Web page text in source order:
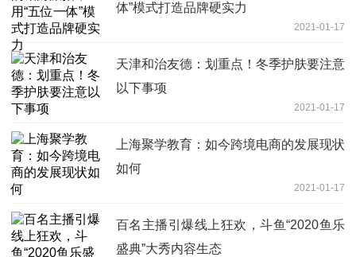
体”模式打造品牌硬实力
2021-01-17
天津和治友德：划重点！冬季护肤要注意
以下事项
2021-01-17
上海聚学教育：如今跨境电商的发展现状
如何
2021-01-17
百名主播引爆线上狂欢，斗鱼“2020鱼乐
盛典”大秀内容生态